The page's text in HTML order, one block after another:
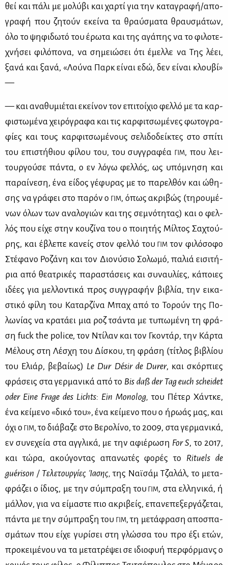
θεί και πά­λι με μο­λύ­βι και χαρ­τί για την κα­τα­γρα­φή/απο­
γρα­φή που ζη­τούν εκεί­να τα θραύ­σμα­τα θραυ­σμά­των,
όλο το ψη­φι­δω­τό του έρω­τα και της αγά­πης να το φι­λο­τε­
χνή­σει φι­λό­πο­να, να ση­μειώ­σει ότι έμελ­λε να Της λέ­ει,
ξα­νά και ξα­νά, «Λού­να Παρκ εί­ναι εδώ, δεν εί­ναι κλου­βί»
—
— και ανα­θυ­μιέ­ται εκεί­νον τον επι­τοί­χιο φελ­λό με τα καρ­
φι­στω­μέ­να χει­ρό­γρα­φα και τις καρ­φι­τσω­μέ­νες φω­το­γρα­
φί­ες και τους καρ­φι­τσω­μέ­νους σε­λι­δο­δεί­κτες στο σπί­τι
του επι­στή­θιου φί­λου του, του συγ­γρα­φέαΓΙΜ, που λει­
τουρ­γού­σε πά­ντα, ο εν λό­γω φελ­λός, ως υπό­μνη­ση και
πα­ραί­νε­ση, ένα εί­δος γέ­φυ­ρας με το πα­ρελ­θόν και ώθη­
σης να γρά­φει στο πα­ρόν ο ΓΙΜ, όπως ακρι­βώς (τη­ρου­μέ­
νων όλων των ανα­λο­γιών και της σε­μνό­τη­τας) και ο φελ­
λός που εί­χε στην κου­ζί­να του ο ποι­η­τής Μίλ­τος Σα­χτού­
ρης, και έβλε­πε κα­νείς στον φελ­λό τουΓΙΜ τον φι­λό­σο­φο
Στέ­φα­νο Ρο­ζά­νη και τον Διο­νύ­σιο Σο­λω­μό, πα­λιά ει­σι­τή­
ρια από θε­α­τρι­κές πα­ρα­στά­σεις και συ­ναυ­λί­ες, κά­ποιες
ιδέ­ες για μελ­λο­ντι­κά προς συγ­γρα­φήν βι­βλία, την ει­κα­
στι­κό φί­λη του Κα­ταρ­ζί­να Μπαχ από το Το­ρούν της Πο­
λω­νί­ας να κρα­τά­ει μια ροζ τσά­ντα με τυ­πω­μέ­νη τη φρά­
ση fuck the police, τον Ντί­λαν και τον Γκο­ντάρ, την Κάρ­τα
Μέ­λους στη Λέ­σχη του Δί­σκου, τη φρά­ση (τί­τλος βι­βλί­ου
του Ελιάρ, βε­βαί­ως) Le Dur Désir de Durer, και σκόρ­πιες
φρά­σεις στα γερ­μα­νι­κά από το Bis daß der Tag euch scheidet
oder Eine Frage des Lichts: Ein Monolog, του Πέ­τερ Χά­ντ­κε,
ένα κεί­με­νο «δι­κό του», ένα κεί­με­νο που ο ήρω­άς μας, και
όχι ο ΓΙΜ, το διά­βα­ζε στο Βε­ρο­λί­νο, το 2009, στα γερ­μα­νι­κά,
εν συ­νε­χεία στα αγ­γλι­κά, με την αφιέ­ρω­ση For S, το 2017,
και τώ­ρα, ακού­γο­ντας απα­νω­τές φο­ρές το Rituels de
guérison / Τε­λε­τουρ­γί­ες Ία­σης, της Ναϊ­σάμ Τζα­λάλ, το με­τα­
φρά­ζει ο ίδιος, με την σύ­μπρα­ξη του ΓΙΜ, στα ελ­λη­νι­κά, ή
μάλ­λον, για να εί­μα­στε πιο ακρι­βείς, επα­νε­πε­ξερ­γά­ζε­ται,
πά­ντα με την σύ­μπρα­ξη του ΓΙΜ, τη με­τά­φρα­ση απο­σπα­
σμά­των που εί­χε γυ­ρί­σει στη γλώσ­σα του προ έξι ετών,
προ­κει­μέ­νου να τα με­τα­τρέ­ψει σε ιδιο­φυή περ­φόρ­μανς ο